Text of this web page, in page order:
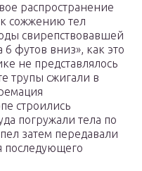
распространение
сожжению тел
свирепствовавшей
футов вниз», как это
не представлялось
трупы сжигали в
строились
погружали тела по
затем передавали
последующего